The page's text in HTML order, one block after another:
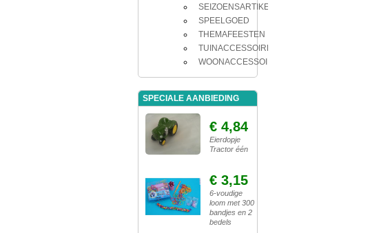
SEIZOENSARTIKELEN
SPEELGOED
THEMAFEESTEN
TUINACCESSOIRES
WOONACCESSOIRES
SPECIALE AANBIEDING
€ 4,84
Eierdopje
Tractor één
€ 3,15
6-voudige
loom met 300
bandjes en 2
bedels